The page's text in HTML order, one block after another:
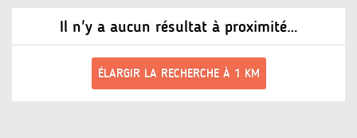
Il n'y a aucun résultat à proximité…
ÉLARGIR LA RECHERCHE À 1 KM